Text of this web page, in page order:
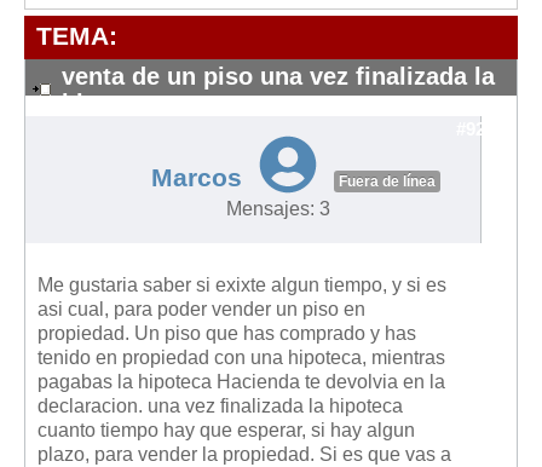
Requerimientos y comunicaciones
Formularios sobre Propiedad Horizontal
Modelos de Convocatoria de Junta de Propietarios
Requerimientos y comunicaciones
Legislación sobre la Comunidad de Propietarios
Legislación sobre Adquisición de Vivienda en Propiedad
Legislación de interés práctico
Diccionario
Usuario
TEMA:
venta de un piso una vez finalizada la
hipoteca
#9212
Marcos Fuera de línea
Mensajes: 3
Me gustaria saber si exixte algun tiempo, y si es
asi cual, para poder vender un piso en
propiedad. Un piso que has comprado y has
tenido en propiedad con una hipoteca, mientras
pagabas la hipoteca Hacienda te devolvia en la
declaracion. una vez finalizada la hipoteca
cuanto tiempo hay que esperar, si hay algun
plazo, para vender la propiedad. Si es que vas a